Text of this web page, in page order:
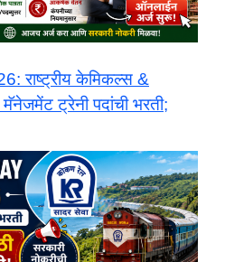
राष्ट्रीय केमिकल्स &
ट्रेनी पदांची भरती;